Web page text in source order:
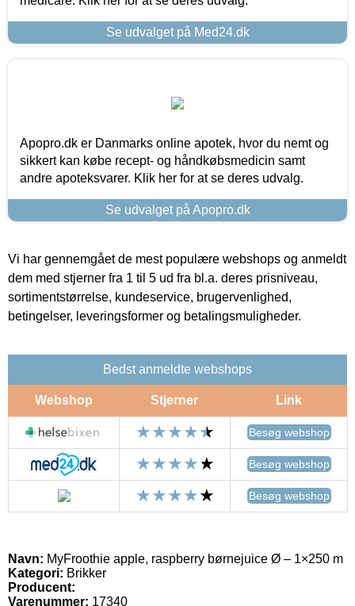
Se udvalget på Med24.dk
Apopro.dk er Danmarks online apotek, hvor du nemt og
sikkert kan købe recept- og håndkøbsmedicin samt
andre apoteksvarer. Klik her for at se deres udvalg.
Se udvalget på Apopro.dk
Vi har gennemgået de mest populære webshops og anmeldt
dem med stjerner fra 1 til 5 ud fra bl.a. deres prisniveau,
sortimentstørrelse, kundeservice, brugervenlighed,
betingelser, leveringsformer og betalingsmuligheder.
Bedst anmeldte webshops
Webshop Stjerner Link
Besøg webshop
Besøg webshop
Besøg webshop
Navn: MyFroothie apple, raspberry børnejuice Ø – 1×250 m
Kategori: Brikker
Producent:
Varenummer: 17340